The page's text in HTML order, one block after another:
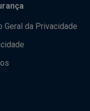
Geral da Privacidade